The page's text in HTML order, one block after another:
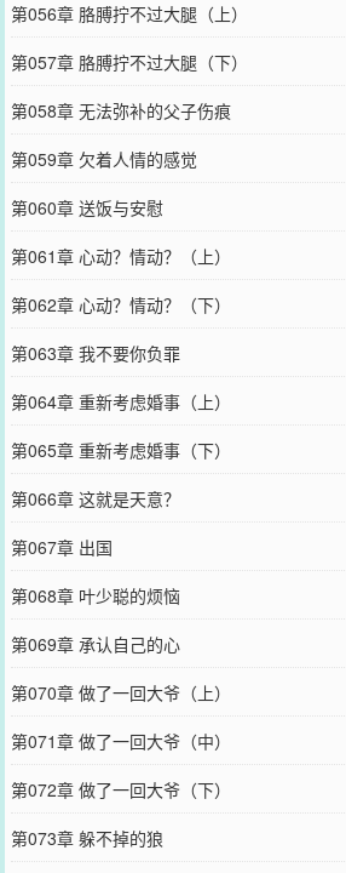
第056章 胳膊拧不过大腿（上）
第057章 胳膊拧不过大腿（下）
第058章 无法弥补的父子伤痕
第059章 欠着人情的感觉
第060章 送饭与安慰
第061章 心动？情动？（上）
第062章 心动？情动？（下）
第063章 我不要你负罪
第064章 重新考虑婚事（上）
第065章 重新考虑婚事（下）
第066章 这就是天意？
第067章 出国
第068章 叶少聪的烦恼
第069章 承认自己的心
第070章 做了一回大爷（上）
第071章 做了一回大爷（中）
第072章 做了一回大爷（下）
第073章 躲不掉的狼